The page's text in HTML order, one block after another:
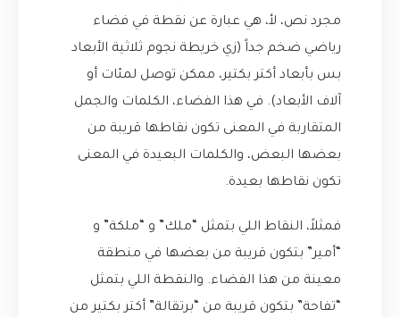
مجرد نص، لأ، هي عبارة عن نقطة في فضاء
رياضي ضخم جداً (زي خريطة نجوم ثلاثية الأبعاد
بس بأبعاد أكتر بكتير، ممكن توصل لمئات أو
آلاف الأبعاد). في هذا الفضاء، الكلمات والجمل
المتقاربة في المعنى تكون نقاطها قريبة من
بعضها البعض، والكلمات البعيدة في المعنى
تكون نقاطها بعيدة.
فمثلاً، النقاط اللي بتمثل “ملك” و “ملكة” و
“أمير” بتكون قريبة من بعضها في منطقة
معينة من هذا الفضاء. والنقطة اللي بتمثل
“تفاحة” بتكون قريبة من “برتقالة” أكتر بكتير من